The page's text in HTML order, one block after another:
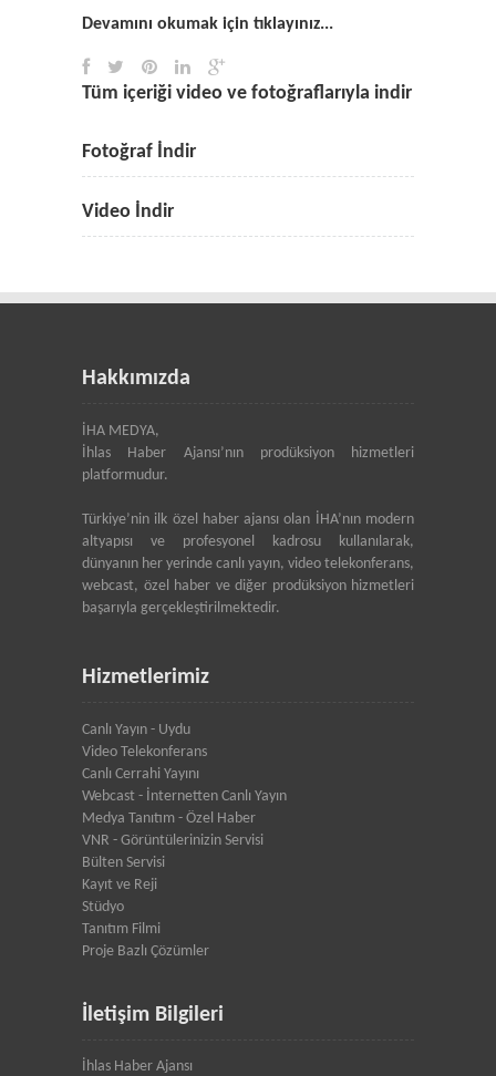
Devamını okumak için tıklayınız...
Tüm içeriği video ve fotoğraflarıyla indir
Fotoğraf İndir
Video İndir
Hakkımızda
İHA MEDYA,
İhlas Haber Ajansı’nın prodüksiyon hizmetleri
platformudur.
Türkiye’nin ilk özel haber ajansı olan İHA’nın modern
altyapısı ve profesyonel kadrosu kullanılarak,
dünyanın her yerinde canlı yayın, video telekonferans,
webcast, özel haber ve diğer prodüksiyon hizmetleri
başarıyla gerçekleştirilmektedir.
Hizmetlerimiz
Canlı Yayın - Uydu
Video Telekonferans
Canlı Cerrahi Yayını
Webcast - İnternetten Canlı Yayın
Medya Tanıtım - Özel Haber
VNR - Görüntülerinizin Servisi
Bülten Servisi
Kayıt ve Reji
Stüdyo
Tanıtım Filmi
Proje Bazlı Çözümler
İletişim Bilgileri
İhlas Haber Ajansı